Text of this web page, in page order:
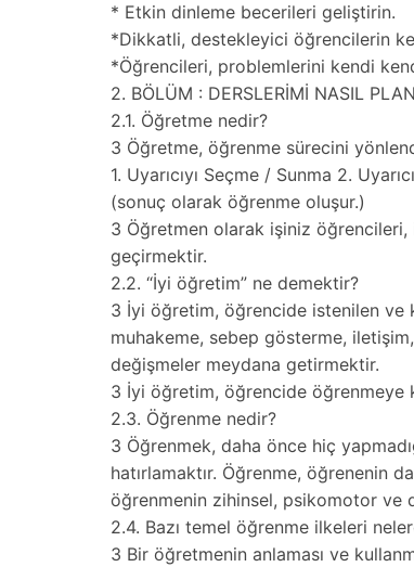
* Etkin dinleme becerileri geliştirin.
*Dikkatli, destekleyici öğrencilerin
*Öğrencileri, problemlerini kendi
2. BÖLÜM : DERSLERİMİ NASIL
2.1. Öğretme nedir?
3 Öğretme, öğrenme sürecini
1. Uyarıcıyı Seçme / Sunma 2.
(sonuç olarak öğrenme oluşur.)
3 Öğretmen olarak işiniz öğrencileri,
geçirmektir.
2.2. “İyi öğretim” ne demektir?
3 İyi öğretim, öğrencide istenilen ve
muhakeme, sebep gösterme,
değişmeler meydana getirmektir.
3 İyi öğretim, öğrencide öğrenmeye
2.3. Öğrenme nedir?
3 Öğrenmek, daha önce hiç
hatırlamaktır. Öğrenme, öğrenenin
öğrenmenin zihinsel, psikomotor ve
2.4. Bazı temel öğrenme ilkeleri
3 Bir öğretmenin anlaması ve